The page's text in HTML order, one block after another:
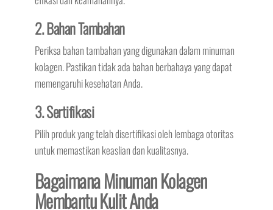
2. Bahan Tambahan
Periksa bahan tambahan yang digunakan dalam minuman
kolagen. Pastikan tidak ada bahan berbahaya yang dapat
memengaruhi kesehatan Anda.
3. Sertifikasi
Pilih produk yang telah disertifikasi oleh lembaga otoritas
untuk memastikan keaslian dan kualitasnya.
Bagaimana Minuman Kolagen
Membantu Kulit Anda